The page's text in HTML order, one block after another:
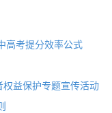
高考提分效率公式
权益保护专题宣传活动